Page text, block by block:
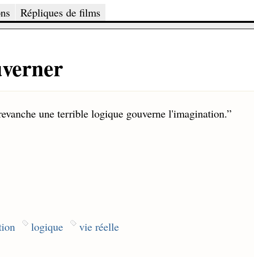
Répliques de films
une terrible logique gouverne l'imagination.”
logique vie réelle